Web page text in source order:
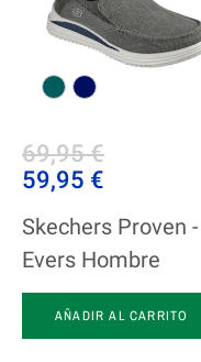
69,95 €
59,95 €
Skechers Proven -
Evers Hombre
AÑADIR AL CARRITO